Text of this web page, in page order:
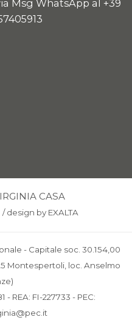
Msg WhatsApp al +39
CASA
/design by EXALTA
- Capitale soc. 30.154,00
Montespertoli, loc. Anselmo
- REA: FI-227733 - PEC: